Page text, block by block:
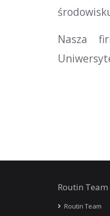
Nasza
Routin Team
Routin Team